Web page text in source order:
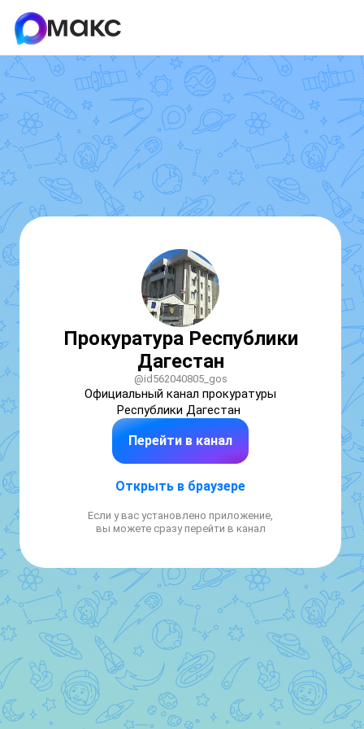
Прокуратура Республики
Дагестан
@id562040805_gos
Официальный канал прокуратуры
Перейти в канал
Открыть в браузере
Если у вас установлено приложение,
вы можете сразу перейти в канал